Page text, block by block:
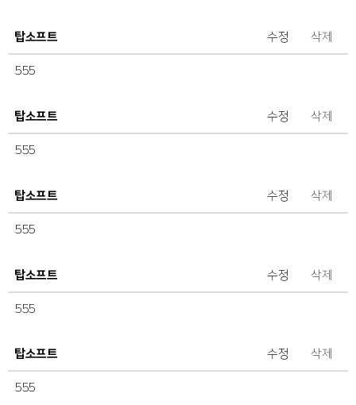
탑소프트 수정 삭제
555
탑소프트 수정 삭제
555
탑소프트 수정 삭제
555
탑소프트 수정 삭제
555
탑소프트 수정 삭제
555